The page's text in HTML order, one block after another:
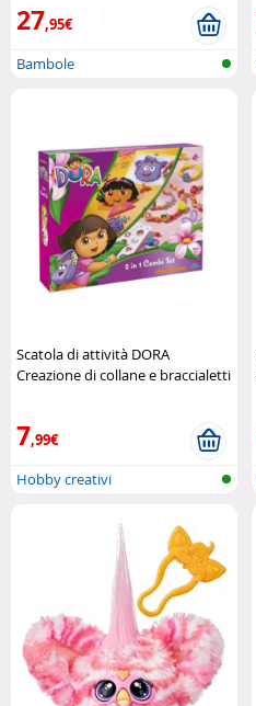
27,95€
Bambole
Scatola di attività DORA
Creazione di collane e braccialetti
7,99€
Hobby creativi